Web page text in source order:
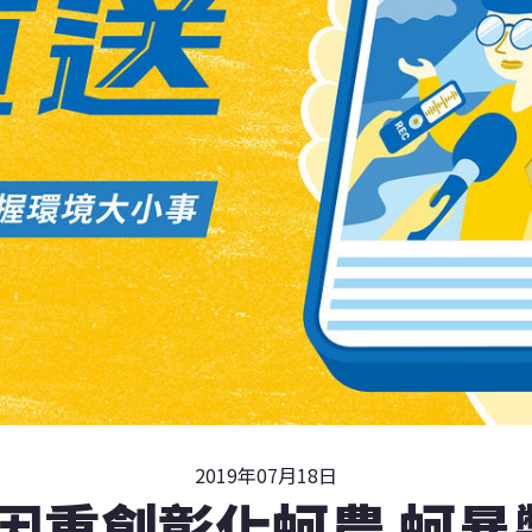
2019年07月18日